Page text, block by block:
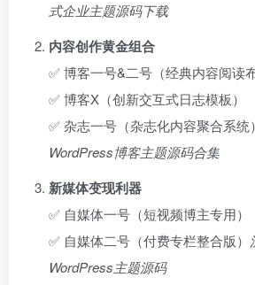
式企业主题源码下载
内容创作黄金组合
✅ 博客一号&二号（经典内容阅读
✅ 博客X（创新交互式日志模板）
✅ 杂志一号（杂志化内容聚合系统）
WordPress博客主题源码合集
新媒体变现利器
✅ 自媒体一号（短视频博主专用）
✅ 自媒体二号（付费专栏整合版）
WordPress主题源码